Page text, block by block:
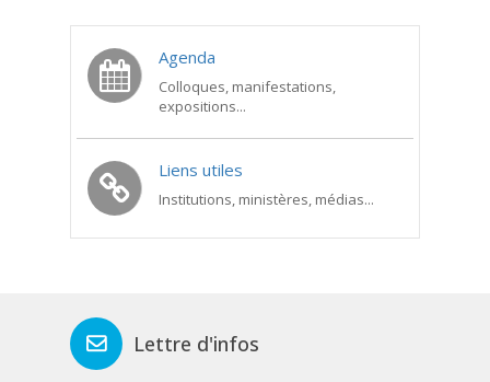
Agenda
Colloques, manifestations,
expositions...
Liens utiles
Institutions, ministères, médias...
Lettre d'infos